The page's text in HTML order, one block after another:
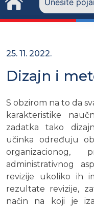
25. 11. 2022.
Dizajn i
S obzirom na to da
karakteristike
zadatka tako
učinka određuju
organizacionog,
administrativnog
revizije ukoliko ih
rezultate revizije,
način na koji je